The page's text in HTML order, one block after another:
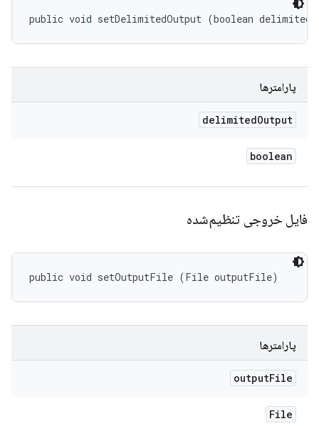
public void setDelimitedOutput (boolean
پارامترها
delimitedOutput
boolean
فایل خروجی تنظیم‌شده
public void setOutputFile (File outputFile)
پارامترها
outputFile
File